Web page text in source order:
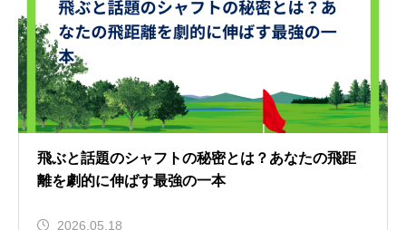
飛ぶと話題のシャフトの秘密とは？あなたの飛距
離を劇的に伸ばす最強の一本
2026.05.18